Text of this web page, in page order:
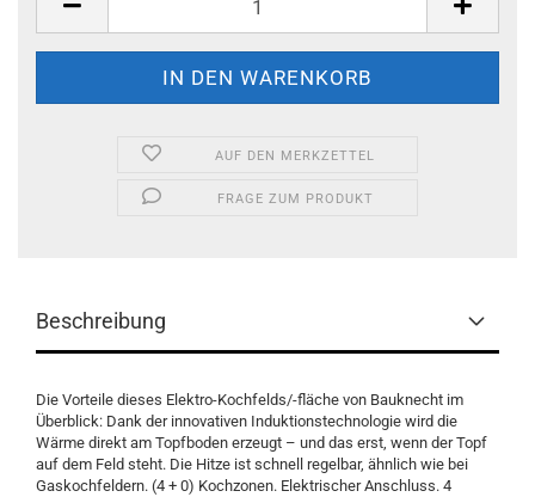
AUF DEN MERKZETTEL
FRAGE ZUM PRODUKT
Beschreibung
Die Vorteile dieses Elektro-Kochfelds/-fläche von Bauknecht im
Überblick: Dank der innovativen Induktionstechnologie wird die
Wärme direkt am Topfboden erzeugt – und das erst, wenn der Topf
auf dem Feld steht. Die Hitze ist schnell regelbar, ähnlich wie bei
Gaskochfeldern. (4 + 0) Kochzonen. Elektrischer Anschluss. 4